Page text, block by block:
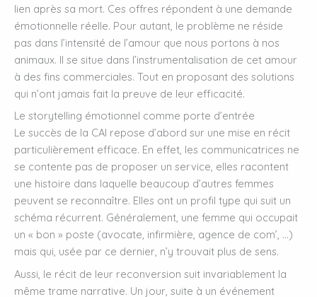
lien après sa mort. Ces offres répondent à une demande
émotionnelle réelle. Pour autant, le problème ne réside
pas dans l’intensité de l’amour que nous portons à nos
animaux. Il se situe dans l’instrumentalisation de cet amour
à des fins commerciales. Tout en proposant des solutions
qui n’ont jamais fait la preuve de leur efficacité.
Le storytelling émotionnel comme porte d’entrée
Le succès de la CAI repose d’abord sur une mise en récit
particulièrement efficace. En effet, les communicatrices ne
se contente pas de proposer un service, elles racontent
une histoire dans laquelle beaucoup d’autres femmes
peuvent se reconnaître. Elles ont un profil type qui suit un
schéma récurrent. Généralement, une femme qui occupait
un « bon » poste (avocate, infirmière, agence de com’, …)
mais qui, usée par ce dernier, n’y trouvait plus de sens.
Aussi, le récit de leur reconversion suit invariablement la
même trame narrative. Un jour, suite à un événement